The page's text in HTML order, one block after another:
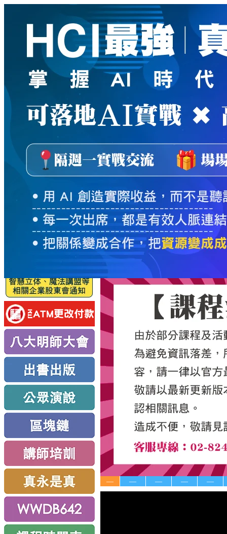
網
路
新
思
路
— — — — —